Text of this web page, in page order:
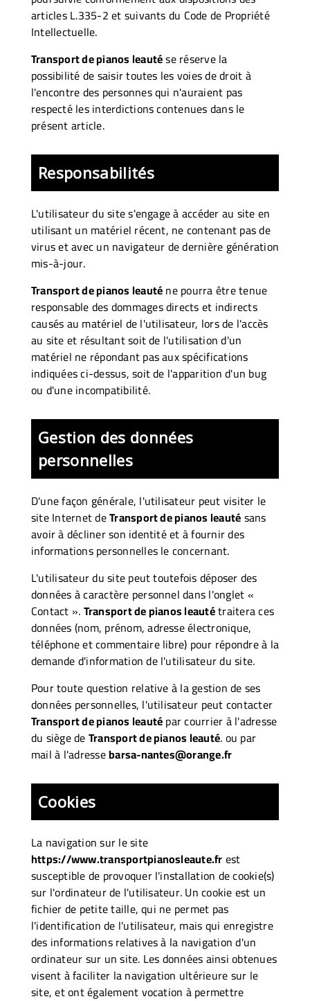
articles L.335-2 et suivants du Code de Propriété
Intellectuelle.
Transport de pianos leautése réserve la
possibilité de saisir toutes les voies de droit à
l'encontre des personnes qui n'auraient pas
respecté les interdictions contenues dans le
présent article.
Responsabilités
L'utilisateur du site s'engage à accéder au site en
utilisant un matériel récent, ne contenant pas de
virus et avec un navigateur de dernière génération
mis-à-jour.
Transport de pianos leauténe pourra être tenue
responsable des dommages directs et indirects
causés au matériel de l'utilisateur, lors de l'accès
au site et résultant soit de l'utilisation d'un
matériel ne répondant pas aux spécifications
indiquées ci-dessus, soit de l'apparition d'un bug
ou d'une incompatibilité.
Gestion des données
personnelles
D'une façon générale, l'utilisateur peut visiter le
site Internet deTransport de pianos leautésans
avoir à décliner son identité et à fournir des
informations personnelles le concernant.
L'utilisateur du site peut toutefois déposer des
données à caractère personnel dans l'onglet «
Contact ».Transport de pianos leautétraitera ces
données (nom, prénom, adresse électronique,
téléphone et commentaire libre) pour répondre à la
demande d'information de l'utilisateur du site.
Pour toute question relative à la gestion de ses
données personnelles, l'utilisateur peut contacter
Transport de pianos leautépar courrier à l'adresse
du siège deTransport de pianos leauté. ou par
mail à l'adressebarsa-nantes@orange.fr
Cookies
La navigation sur le site
https://www.transportpianosleaute.frest
susceptible de provoquer l'installation de cookie(s)
sur l'ordinateur de l'utilisateur. Un cookie est un
fichier de petite taille, qui ne permet pas
l'identification de l'utilisateur, mais qui enregistre
des informations relatives à la navigation d'un
ordinateur sur un site. Les données ainsi obtenues
visent à faciliter la navigation ultérieure sur le
site, et ont également vocation à permettre